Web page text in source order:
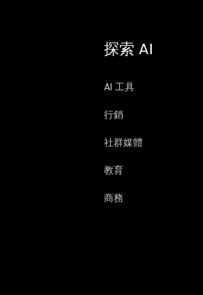
探索 AI
AI 工具
行銷
社群媒體
教育
商務